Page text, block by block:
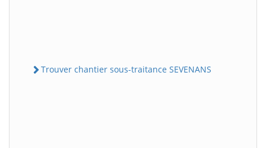
Trouver chantier sous-traitance SEVENANS